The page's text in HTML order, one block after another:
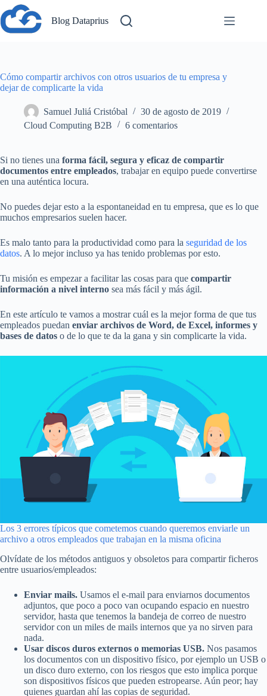
Saltar
al
contenido
Blog Dataprius
Cómo compartir archivos con otros usuarios de tu empresa y
dejar de complicarte la vida
Samuel Juliá Cristóbal
30 de agosto de 2019
Cloud Computing B2B
6 comentarios
Si no tienes una forma fácil, segura y eficaz de compartir
documentos entre empleados, trabajar en equipo puede convertirse
en una auténtica locura.
No puedes dejar esto a la espontaneidad en tu empresa, que es lo que
muchos empresarios suelen hacer.
Es malo tanto para la productividad como para la seguridad de los
datos. A lo mejor incluso ya has tenido problemas por esto.
Tu misión es empezar a facilitar las cosas para que compartir
información a nivel interno sea más fácil y más ágil.
En este artículo te vamos a mostrar cuál es la mejor forma de que tus
empleados puedan enviar archivos de Word, de Excel, informes y
bases de datos o de lo que te da la gana y sin complicarte la vida.
Los 3 errores típicos que cometemos cuando queremos enviarle un
archivo a otros empleados que trabajan en la misma oficina
Olvídate de los métodos antiguos y obsoletos para compartir ficheros
entre usuarios/empleados:
Enviar mails. Usamos el e-mail para enviarnos documentos
adjuntos, que poco a poco van ocupando espacio en nuestro
servidor, hasta que tenemos la bandeja de correo de nuestro
servidor con un miles de mails internos que ya no sirven para
nada.
Usar discos duros externos o memorias USB. Nos pasamos
los documentos con un dispositivo físico, por ejemplo un USB o
un disco duro externo, con los riesgos que esto implica porque
son dispositivos físicos que pueden estropearse. Aún peor; hay
quienes guardan ahí las copias de seguridad.